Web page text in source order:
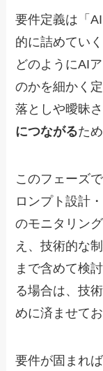
要件定義は「
的に詰めてい
どのようにAI
のかを細かく
落としや曖昧
につながるた
このフェーズ
ロンプト設計
のモニタリン
え、技術的な
まで含めて検
る場合は、技
めに済ませて
要件が固まれ